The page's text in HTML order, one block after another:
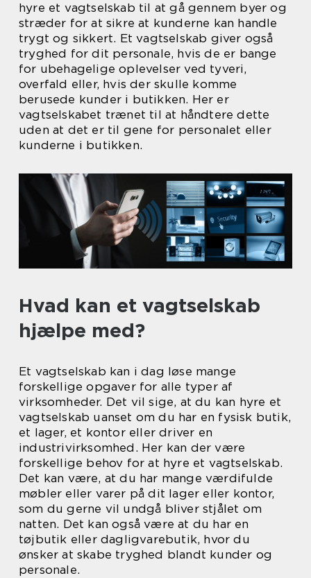
hyre et vagtselskab til at gå gennem byer og
stræder for at sikre at kunderne kan handle
trygt og sikkert. Et vagtselskab giver også
tryghed for dit personale, hvis de er bange
for ubehagelige oplevelser ved tyveri,
overfald eller, hvis der skulle komme
berusede kunder i butikken. Her er
vagtselskabet trænet til at håndtere dette
uden at det er til gene for personalet eller
kunderne i butikken.
Hvad kan et vagtselskab
hjælpe med?
Et vagtselskab kan i dag løse mange
forskellige opgaver for alle typer af
virksomheder. Det vil sige, at du kan hyre et
vagtselskab uanset om du har en fysisk butik,
et lager, et kontor eller driver en
industrivirksomhed. Her kan der være
forskellige behov for at hyre et vagtselskab.
Det kan være, at du har mange værdifulde
møbler eller varer på dit lager eller kontor,
som du gerne vil undgå bliver stjålet om
natten. Det kan også være at du har en
tøjbutik eller dagligvarebutik, hvor du
ønsker at skabe tryghed blandt kunder og
personale.